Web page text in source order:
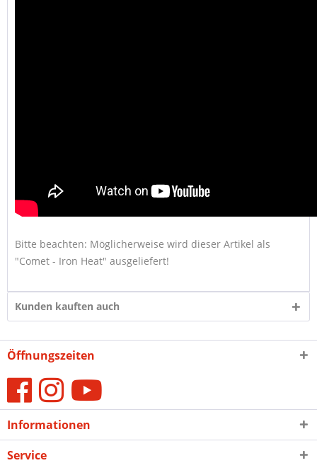
Bitte beachten: Möglicherweise wird dieser Artikel als
"Comet - Iron Heat" ausgeliefert!
Kunden kauften auch
Öffnungszeiten
Informationen
Service